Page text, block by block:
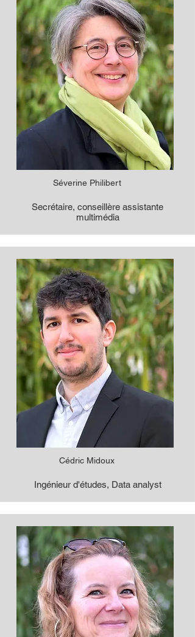
Séverine Philibert
Secrétaire, conseillère assistante
multimédia
Cédric Midoux
Ingénieur d'études, Data analyst